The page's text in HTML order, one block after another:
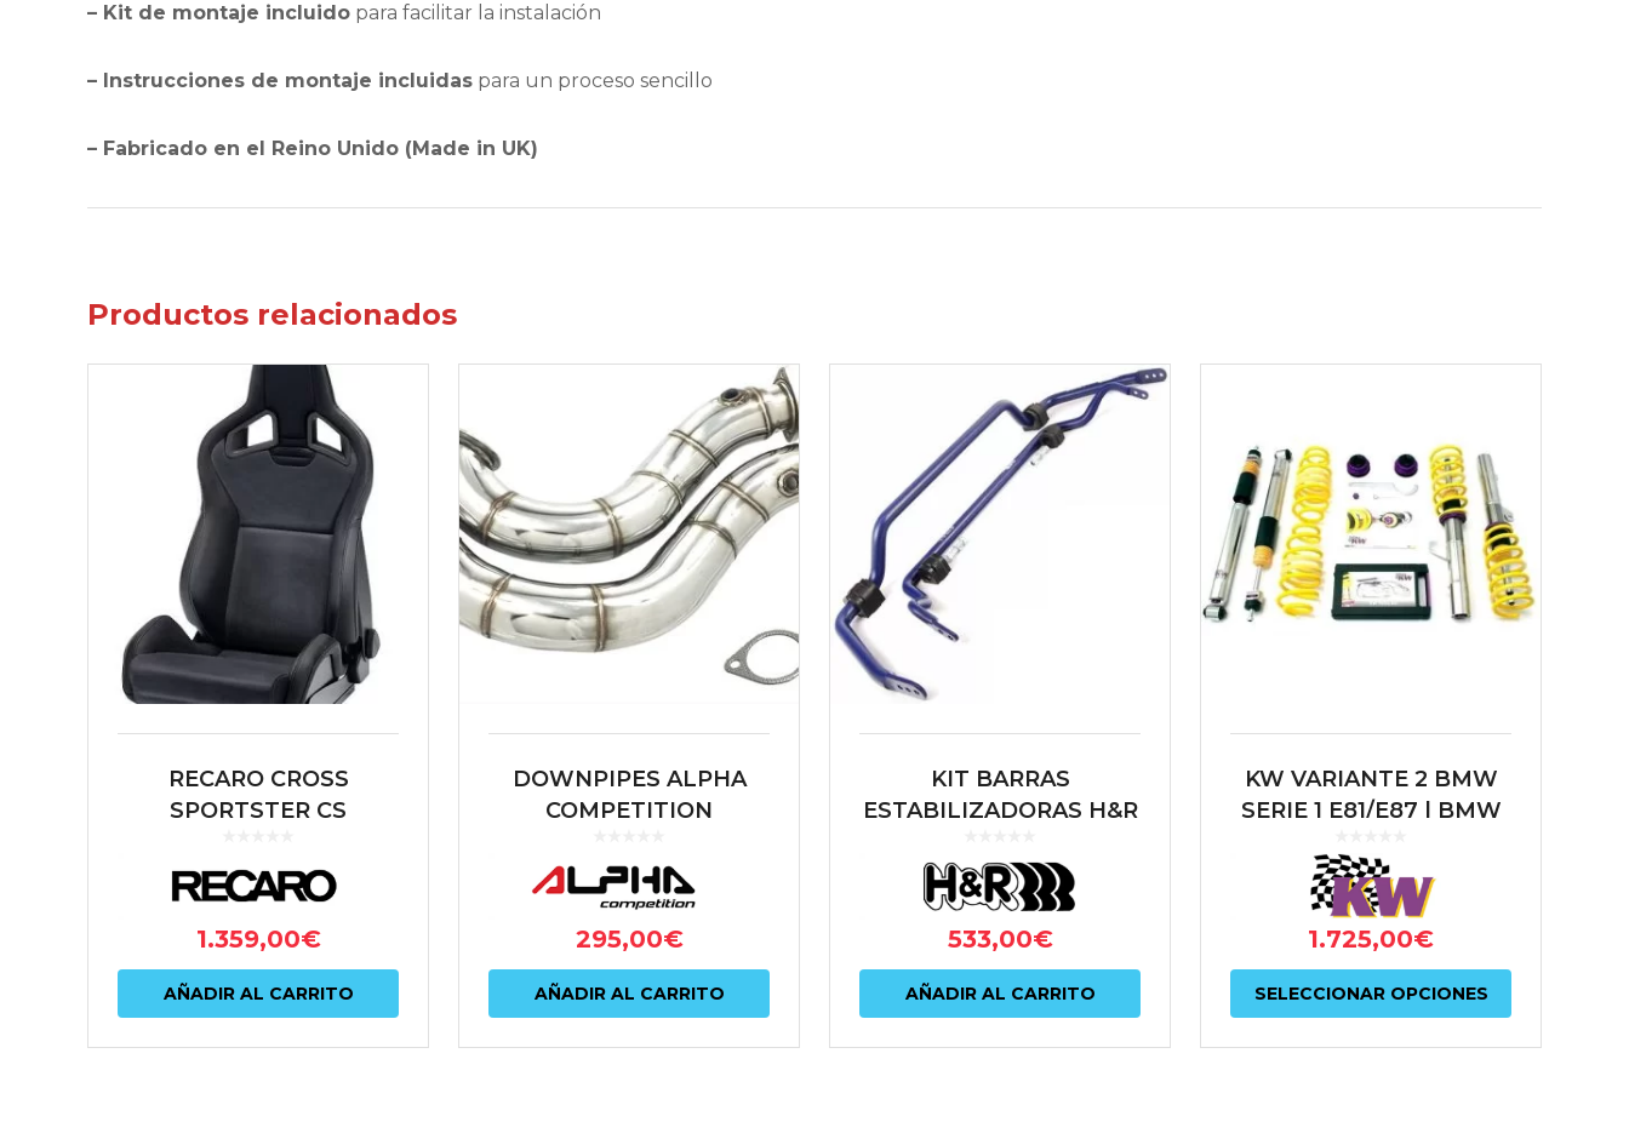
– Kit de montaje incluido para facilitar la instalación
– Instrucciones de montaje incluidas para un proceso sencillo
– Fabricado en el Reino Unido (Made in UK)
Productos relacionados
RECARO CROSS
SPORTSTER CS
NEGRO/NARDO NEGRO
(PILOTO)
1.359,00€
AÑADIR AL CARRITO
DOWNPIPES ALPHA
COMPETITION
N54 135i E82 | 335i E90X
295,00€
AÑADIR AL CARRITO
KIT BARRAS
ESTABILIZADORAS H&R
SERIE 2 F22 F23 | SERIE
3 F30 F31
533,00€
AÑADIR AL CARRITO
KW VARIANTE 2 BMW
SERIE 1 E81/E87 | BMW
1.725,00€
SELECCIONAR OPCIONES
Este
producto
tiene